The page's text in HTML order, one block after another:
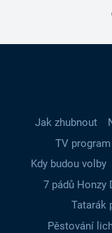
Jak zhubnout
TV program
Kdy budou volby
7 pádů Honzy
Tatarák
Pěstování